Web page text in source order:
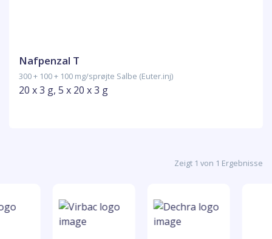
Nafpenzal T
300 + 100 + 100 mg/sprøjte Salbe (Euter.inj)
20 x 3 g, 5 x 20 x 3 g
Zeigt 1 von 1 Ergebnisse